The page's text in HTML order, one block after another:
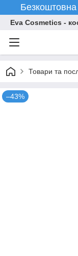
Eva Cosmetics -
Товари та
–43%